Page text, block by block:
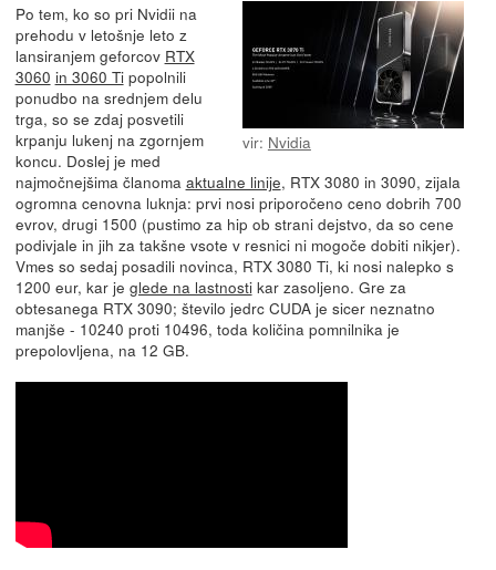
vir: Nvidia
Po tem, ko so pri Nvidii na
prehodu v letošnje leto z
lansiranjem geforcov RTX
3060 in 3060 Tipopolnili
ponudbo na srednjem delu
trga, so se zdaj posvetili
krpanju lukenj na zgornjem
koncu. Doslej je med
najmočnejšima članoma aktualne linije, RTX 3080 in 3090, zijala
ogromna cenovna luknja: prvi nosi priporočeno ceno dobrih 700
evrov, drugi 1500 (pustimo za hip ob strani dejstvo, da so cene
podivjale in jih za takšne vsote v resnici ni mogoče dobiti nikjer).
Vmes so sedaj posadili novinca, RTX 3080 Ti, ki nosi nalepko s
1200 eur, kar je glede na lastnostikar zasoljeno. Gre za
obtesanega RTX 3090; število jedrc CUDA je sicer neznatno
manjše - 10240 proti 10496, toda količina pomnilnika je
prepolovljena, na 12 GB.